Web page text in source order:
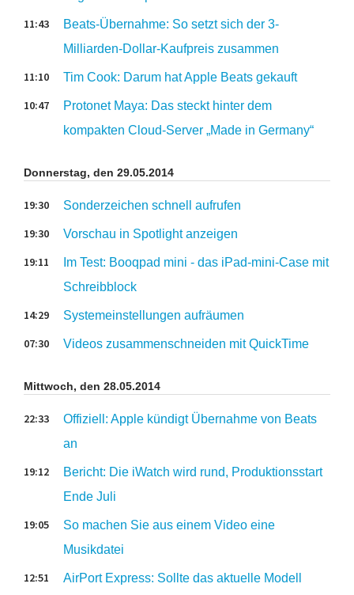
Beats-Übernahme: So setzt sich der 3-
Milliarden-Dollar-Kaufpreis zusammen
11:43
Tim Cook: Darum hat Apple Beats gekauft
11:10
Protonet Maya: Das steckt hinter dem
kompakten Cloud-Server „Made in Germany“
10:47
Donnerstag, den 29.05.2014
Sonderzeichen schnell aufrufen
19:30
Vorschau in Spotlight anzeigen
19:30
Im Test: Booqpad mini - das iPad-mini-Case mit
Schreibblock
19:11
Systemeinstellungen aufräumen
14:29
Videos zusammenschneiden mit QuickTime
07:30
Mittwoch, den 28.05.2014
Offiziell: Apple kündigt Übernahme von Beats
an
22:33
Bericht: Die iWatch wird rund, Produktionsstart
Ende Juli
19:12
So machen Sie aus einem Video eine
Musikdatei
19:05
AirPort Express: Sollte das aktuelle Modell
12:51